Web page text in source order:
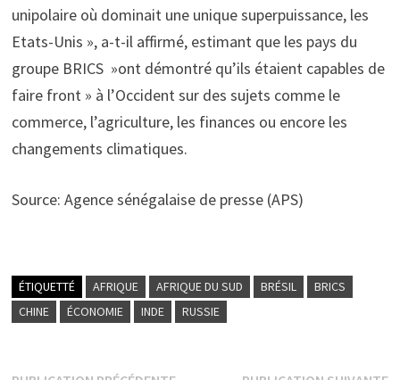
unipolaire où dominait une unique superpuissance, les
Etats-Unis », a-t-il affirmé, estimant que les pays du
groupe BRICS »ont démontré qu’ils étaient capables de
faire front » à l’Occident sur des sujets comme le
commerce, l’agriculture, les finances ou encore les
changements climatiques.
Source: Agence sénégalaise de presse (APS)
ÉTIQUETTÉ AFRIQUE AFRIQUE DU SUD BRÉSIL
BRICS
CHINE
ÉCONOMIE INDE RUSSIE